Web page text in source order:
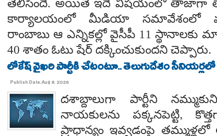
తెలిసిందే. అయితే ఇదే విషయంలో తాజాగా
కార్యాలయంలో మీడియా సమావేశంలో
రాంబాబు ఆ ఎన్నికల్లో వైసీపీ 11
40 శాతం ఓటు షేర్ దక్కించుకుందని చెప్పారు.
లోకేష్ వైఖరి పార్టీకి చేటంటూ.. తెలుగుదేశం సీనియర్లలో
Publish Date:Aug 8, 2026
దశాబ్దాలుగా పార్టీని
నాయకులను పక్కనపెట్టి,
ప్రాధాన్యం ఇవ్వడంపై తమ్ముళ్లలో